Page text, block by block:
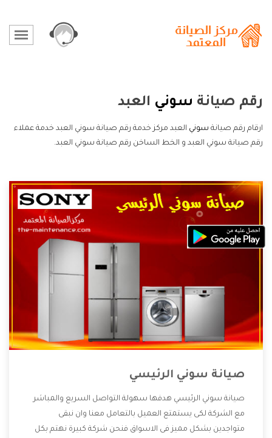
رقم صيانة سوني العبد
ارقام رقم صيانة سوني العبد مركز خدمة رقم صيانة سوني العبد خدمة عملاء
رقم صيانة سوني العبد و الخط الساخن رقم صيانة سوني العبد.
صيانة سوني الرئيسي
صيانة سوني الرئيسي هدفها سهولة التواصل السريع والمباشر
مع الشركة لكى يستمتع العميل بالتعامل معنا وان نبقى
متواجدين بشكل مميز فى الاسواق فنحن شركة كبيرة نهتم بكل